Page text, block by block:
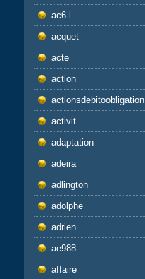
ac6-l
acquet
acte
action
actionsdebitoobligation
activit
adaptation
adeira
adlington
adolphe
adrien
ae988
affaire